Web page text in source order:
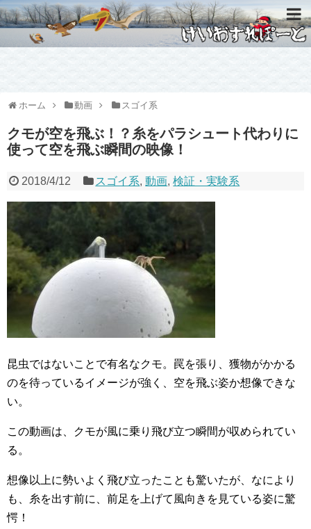
ホーム 動画 スゴイ系
クモが空を飛ぶ！？糸をパラシュート代わりに
使って空を飛ぶ瞬間の映像！
2018/4/12 スゴイ系,動画,検証・実験系
昆虫ではないことで有名なクモ。罠を張り、獲物がかかる
のを待っているイメージが強く、空を飛ぶ姿か想像できな
い。
この動画は、クモが風に乗り飛び立つ瞬間が収められてい
る。
想像以上に勢いよく飛び立ったことも驚いたが、なにより
も、糸を出す前に、前足を上げて風向きを見ている姿に驚
愕！